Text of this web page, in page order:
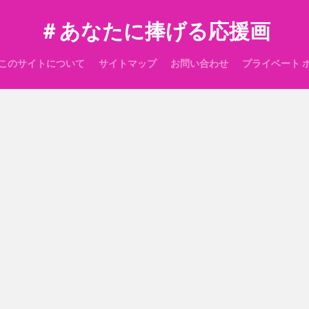
＃あなたに捧げる応援画
このサイトについて サイトマップ お問い合わせ プライベート